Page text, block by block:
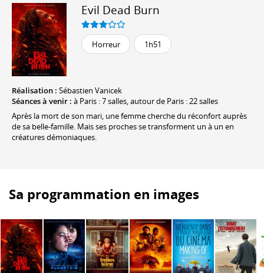
Evil Dead Burn
Horreur 1h51
Réalisation : Sébastien Vanicek
Séances à venir : à Paris : 7 salles, autour de Paris : 22 salles
Après la mort de son mari, une femme cherche du réconfort auprès
de sa belle-famille. Mais ses proches se transforment un à un en
créatures démoniaques.
Sa programmation en images